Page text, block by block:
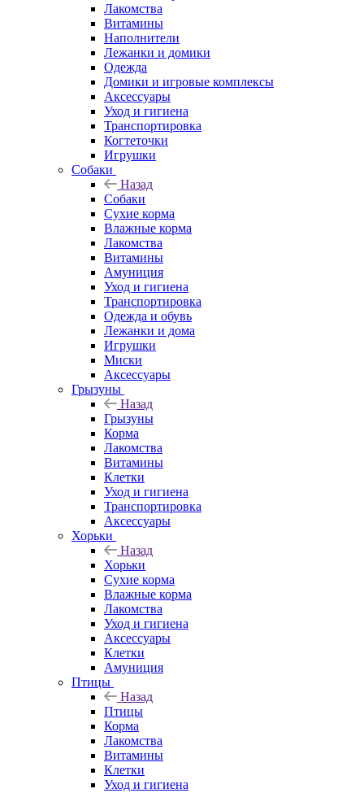
Лакомства
Витамины
Наполнители
Лежанки и домики
Одежда
Домики и игровые комплексы
Аксессуары
Уход и гигиена
Транспортировка
Когтеточки
Игрушки
Собаки
Назад
Собаки
Сухие корма
Влажные корма
Лакомства
Витамины
Амуниция
Уход и гигиена
Транспортировка
Одежда и обувь
Лежанки и дома
Игрушки
Миски
Аксессуары
Грызуны
Назад
Грызуны
Корма
Лакомства
Витамины
Клетки
Уход и гигиена
Транспортировка
Аксессуары
Хорьки
Назад
Хорьки
Сухие корма
Влажные корма
Лакомства
Уход и гигиена
Аксессуары
Клетки
Амуниция
Птицы
Назад
Птицы
Корма
Лакомства
Витамины
Клетки
Уход и гигиена